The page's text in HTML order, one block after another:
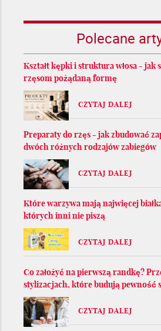
Polecane
Kształt kępki i struktura włosa - jak
rzęsom pożądaną formę
CZYTAJ DALEJ
Preparaty do rzęs - jak zbudować
dwóch różnych rodzajów zabiegów
CZYTAJ DALEJ
Które warzywa mają najwięcej
których inni nie piszą
CZYTAJ DALEJ
Co założyć na pierwszą randkę?
stylizacjach, które budują pewność
CZYTAJ DALEJ